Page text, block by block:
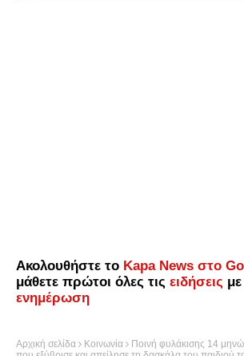
Ακολουθήστε το Kapa News στο
μάθετε πρώτοι όλες τις ειδήσεις με
ενημέρωση
Αρχική σελίδα Κοινωνία
Ποινή φυλάκισης 14